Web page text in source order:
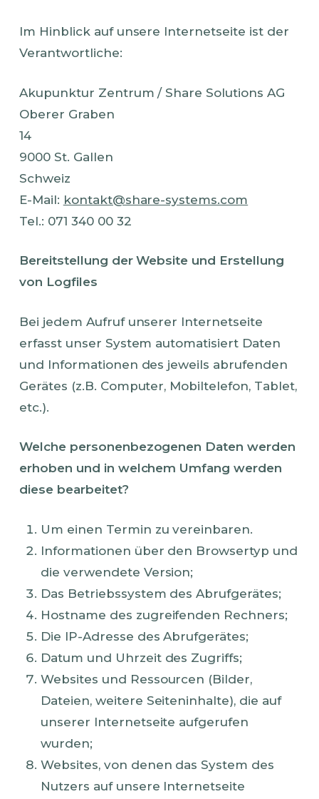
Im Hinblick auf unsere Internetseite ist der
Verantwortliche:
Akupunktur Zentrum / Share Solutions AG
Oberer Graben
14
9000 St. Gallen
Schweiz
E-Mail: kontakt@share-systems.com
Tel.: 071 340 00 32
Bereitstellung der Website und Erstellung
von Logfiles
Bei jedem Aufruf unserer Internetseite
erfasst unser System automatisiert Daten
und Informationen des jeweils abrufenden
Gerätes (z.B. Computer, Mobiltelefon, Tablet,
etc.).
Welche personenbezogenen Daten werden
erhoben und in welchem Umfang werden
diese bearbeitet?
Um einen Termin zu vereinbaren.
Informationen über den Browsertyp und
die verwendete Version;
Das Betriebssystem des Abrufgerätes;
Hostname des zugreifenden Rechners;
Die IP-Adresse des Abrufgerätes;
Datum und Uhrzeit des Zugriffs;
Websites und Ressourcen (Bilder,
Dateien, weitere Seiteninhalte), die auf
unserer Internetseite aufgerufen
wurden;
Websites, von denen das System des
Nutzers auf unsere Internetseite